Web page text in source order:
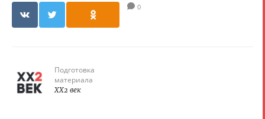
0
Подготовка
материала
XX2 век